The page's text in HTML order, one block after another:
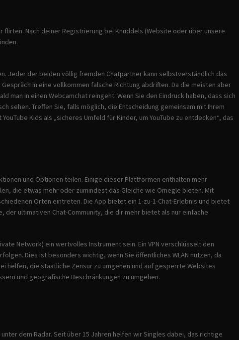
Nach deiner Registrierung bei Knuddels (Website oder über unsere
Jeder der beiden völlig fremden Chatpartner kann selbstverständlich das
in eine vollkommen falsche Richtung abdriften. Da die meisten aber
in einen Webcamchat reingeht. Wenn Sie den Eindruck haben, dass sich
sehen. Treffen Sie, falls möglich, die Entscheidung gemeinsam mit Ihrem
Kids als „sicheres Umfeld für Kinder, um YouTube zu entdecken“, das
und Optionen teilen. Einige dieser Plattformen enthalten mehr
die etwas mehr oder zumindest das Gleiche wie Omegle bieten. Mit
Orten eintreten. Die App bietet ein 1-zu-1-Chat-Erlebnis und bietet
ultimativen Chat-Community, die dir mehr bietet als nur einfache
Network) ein wertvolles Instrument sein. Ein VPN verschlüsselt den
Dies ist besonders wichtig, wenn Sie öffentliches WLAN nutzen, da
helfen, die staatliche Zensur zu umgehen und auf gesperrte Websites
und geografische Beschränkungen zu umgehen.
dem Radar. Seit über 15 Jahren helfen wir Singles dabei, das richtige